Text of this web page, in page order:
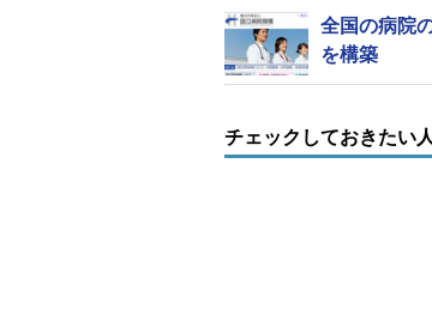
全国の病院
を構築
チェックしておきたい